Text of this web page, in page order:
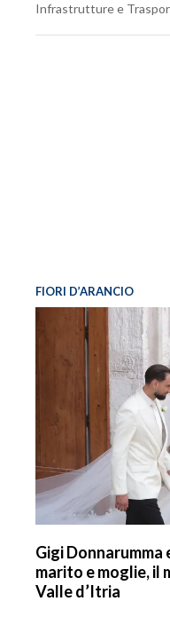
Infrastrutture e
FIORI D’ARANCIO
Gigi
marito e moglie, il
Valle d’Itria